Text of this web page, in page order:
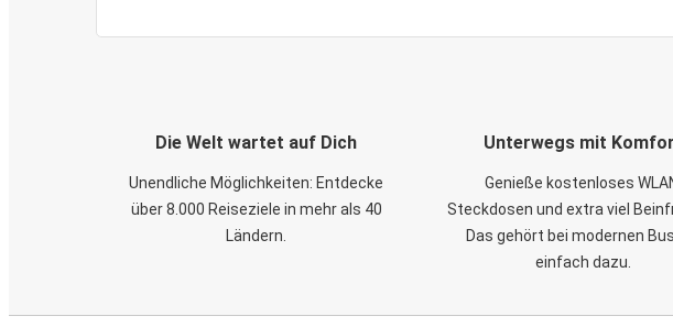
Die Welt wartet auf Dich
Unendliche Möglichkeiten: Entdecke
über 8.000 Reiseziele in mehr als 40
Ländern.
Unterwegs mit
Genieße kostenloses
Steckdosen und extra viel
Das gehört bei modernen
einfach dazu.